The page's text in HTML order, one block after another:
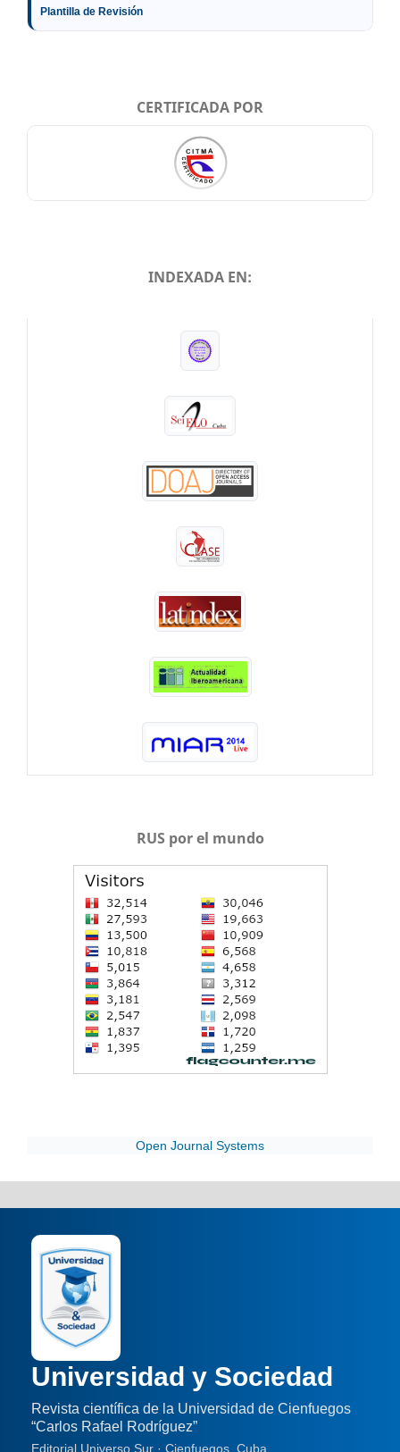
Plantilla de Revisión
CERTIFICADA POR
INDEXADA EN:
RUS por el mundo
Open Journal Systems
Universidad y Sociedad
Revista científica de la Universidad de Cienfuegos
“Carlos Rafael Rodríguez”
Editorial Universo Sur · Cienfuegos, Cuba